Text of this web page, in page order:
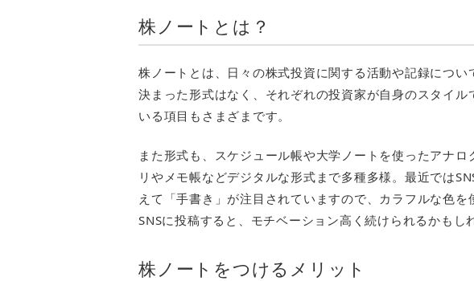
株ノートとは？
株ノートとは、日々の株式投資に関する活動や記録につい
決まった形式はなく、それぞれの投資家が自身のスタイル
いる項目もさまざまです。
また形式も、スケジュール帳や大学ノートを使ったアナ
リやメモ帳などデジタルな形式まで多種多様。最近では
えて「手書き」が注目されていますので、カラフルな色
SNSに投稿すると、モチベーション高く続けられるかもし
株ノートをつけるメリット